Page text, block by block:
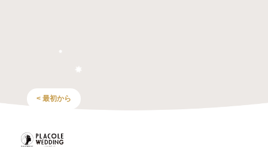
< 最初から